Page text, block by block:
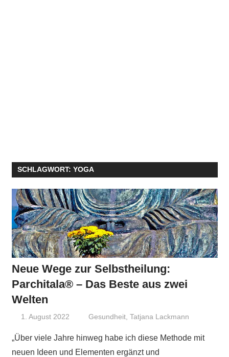
SCHLAGWORT: YOGA
Neue Wege zur Selbstheilung:
Parchitala® – Das Beste aus zwei
Welten
1. August 2022 Niki Vogt
Gesundheit ,Tatjana Lackmann
„Über viele Jahre hinweg habe ich diese Methode mit
neuen Ideen und Elementen ergänzt und